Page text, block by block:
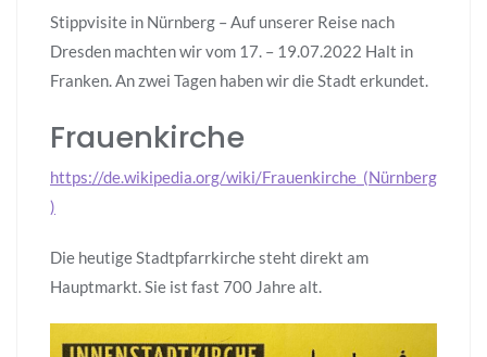
Stippvisite in Nürnberg – Auf unserer Reise nach
Dresden machten wir vom 17. – 19.07.2022 Halt in
Franken. An zwei Tagen haben wir die Stadt erkundet.
Frauenkirche
https://de.wikipedia.org/wiki/Frauenkirche_(Nürnberg
)
Die heutige Stadtpfarrkirche steht direkt am
Hauptmarkt. Sie ist fast 700 Jahre alt.